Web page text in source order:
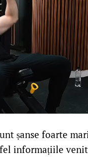
șanse foarte
informațiile